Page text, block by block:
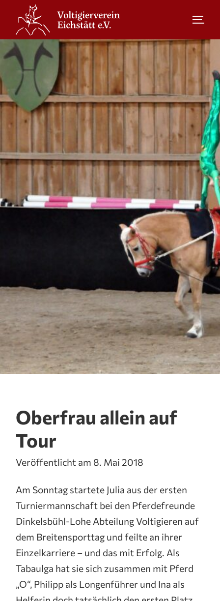
Oberfrau allein auf
Tour
Veröffentlicht am 8. Mai 2018
Am Sonntag startete Julia aus der ersten
Turniermannschaft bei den Pferdefreunde
Dinkelsbühl-Lohe Abteilung Voltigieren auf
dem Breitensporttag und feilte an ihrer
Einzelkarriere – und das mit Erfolg. Als
Tabaulga hat sie sich zusammen mit Pferd
„O“, Philipp als Longenführer und Ina als